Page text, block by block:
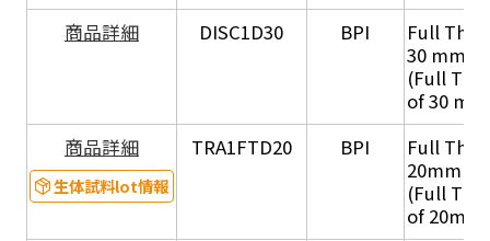
商品詳細
DISC1D30 BPI
Full
30 mm
(Full
of 30
商品詳細
生体試料lot情報
TRA1FTD20 BPI
Full
20mm
(Full
of